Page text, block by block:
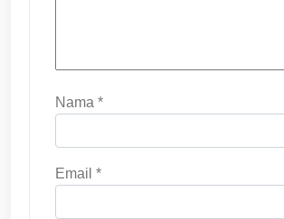
Nama *
Email *